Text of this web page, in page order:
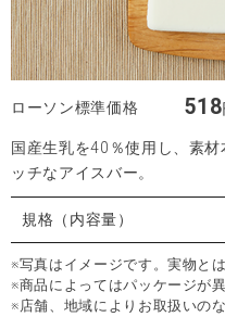
ローソン標準価格 518
国産生乳を40％使用し、素
ッチなアイスバー。
規格（内容量）
※写真はイメージです。実物と
※商品によってはパッケージが
※店舗、地域によりお取扱いの